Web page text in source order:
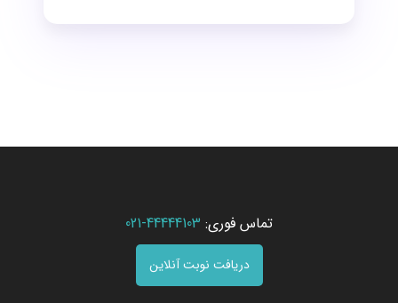
تماس فوری: 44444103-021
دریافت نوبت آنلاین